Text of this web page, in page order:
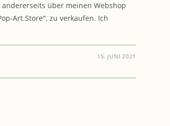
über meinen Webshop
Art.Store", zu verkaufen. Ich
15. JUNI 2021